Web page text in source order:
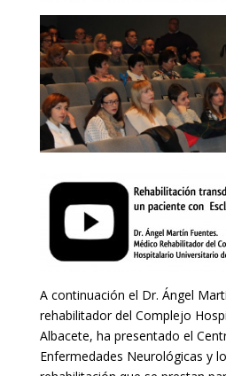
A continuación el Dr. Ángel
rehabilitador del Complejo
Albacete, ha presentado el
Enfermedades Neurológicas y